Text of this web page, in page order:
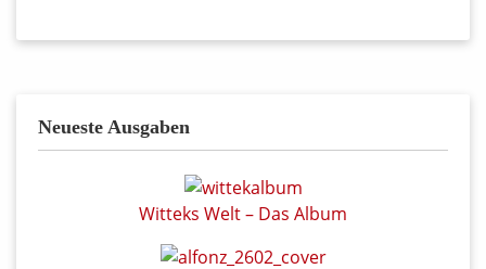
Neueste Ausgaben
Witteks Welt – Das Album